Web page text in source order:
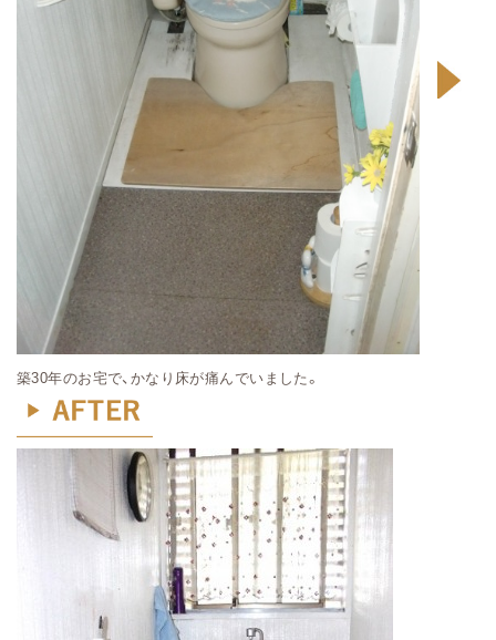
築30年のお宅で、かなり床が痛んでいました。